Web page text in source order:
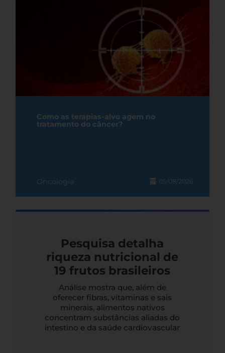
Como as terapias-alvo agem no
tratamento do câncer?
Oncologia 05/08/2026
Pesquisa detalha
riqueza nutricional de
19 frutos brasileiros
Análise mostra que, além de
oferecer fibras, vitaminas e sais
minerais, alimentos nativos
concentram substâncias aliadas do
intestino e da saúde cardiovascular